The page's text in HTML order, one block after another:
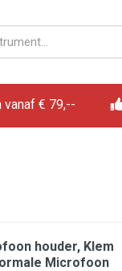
vanaf € 79,--
houder, Klem
Microfoon